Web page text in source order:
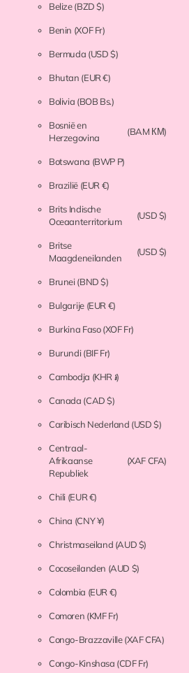
Belize(BZD $)
Benin (XOF Fr)
Bermuda (USD $)
Bhutan (EUR €)
Bolivia (BOB Bs.)
Bosnië en
Herzegovina
(BAM КМ)
Botswana (BWP P)
Brazilië (EUR €)
Brits Indische
Oceaanterritorium
(USD $)
Britse
Maagdeneilanden
(USD $)
Brunei(BND $)
Bulgarije (EUR €)
Burkina Faso(XOF Fr)
Burundi(BIF Fr)
Cambodja (KHR ៛)
Canada (CAD $)
Caribisch Nederland (USD $)
Centraal-
Afrikaanse
Republiek
(XAF CFA)
Chili (EUR €)
China (CNY ¥)
Christmaseiland (AUD $)
Cocoseilanden (AUD $)
Colombia (EUR €)
Comoren (KMF Fr)
Congo-Brazzaville(XAF CFA)
Congo-Kinshasa (CDF Fr)